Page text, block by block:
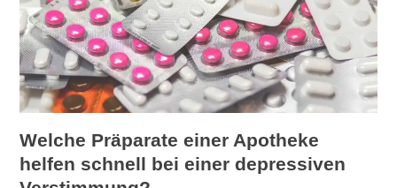
Welche Präparate einer Apotheke
helfen schnell bei einer depressiven